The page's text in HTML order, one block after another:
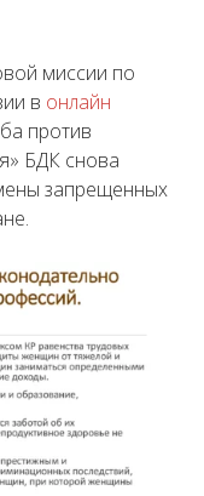
миссии по
в онлайн
против
БДК снова
запрещенных